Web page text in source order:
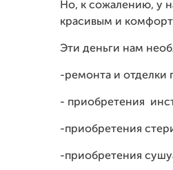
Но, к сожалению, у
красивым и
Эти деньги нам
-ремонта и отделки
- приобретения
-приобретения
-приобретения